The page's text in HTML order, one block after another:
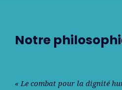
Notre
« Le combat pour la dignité